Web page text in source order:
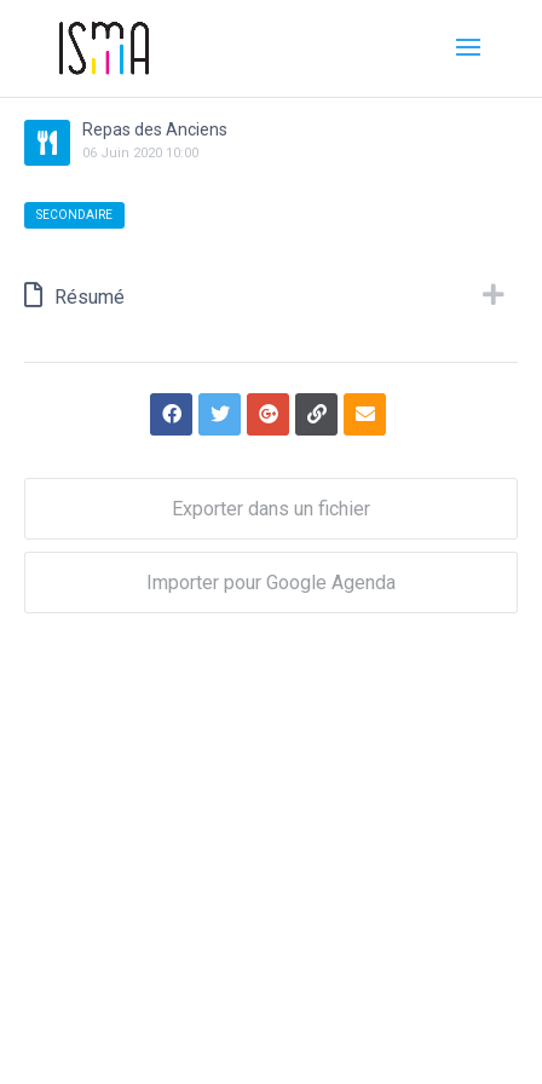
Repas des Anciens
06 Juin 2020 10:00
SECONDAIRE
Résumé
Exporter dans un fichier
Importer pour Google Agenda